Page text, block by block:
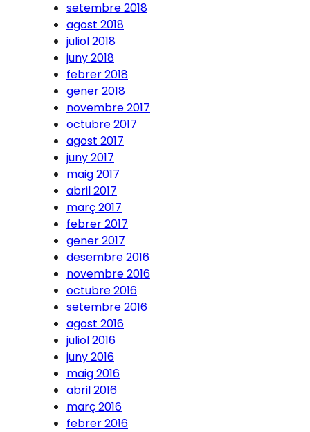
setembre 2018
agost 2018
juliol 2018
juny 2018
febrer 2018
gener 2018
novembre 2017
octubre 2017
agost 2017
juny 2017
maig 2017
abril 2017
març 2017
febrer 2017
gener 2017
desembre 2016
novembre 2016
octubre 2016
setembre 2016
agost 2016
juliol 2016
juny 2016
maig 2016
abril 2016
març 2016
febrer 2016